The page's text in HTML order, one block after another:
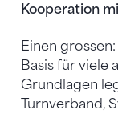
Kooperation
Einen
Basis für viele
Grundlagen
Turnverband,